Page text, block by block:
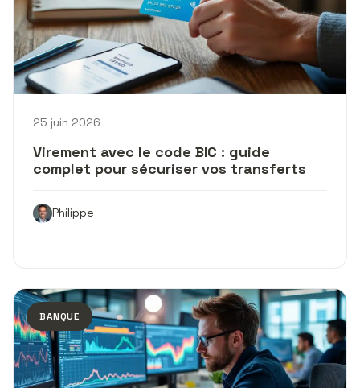
25 juin 2026
Virement avec le code BIC : guide
complet pour sécuriser vos transferts
Philippe
BANQUE